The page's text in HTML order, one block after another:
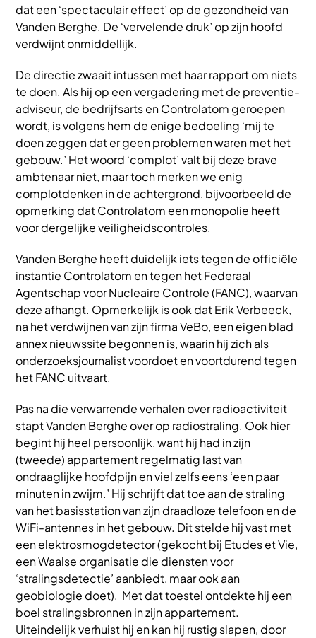
dat een ‘spectaculair effect’ op de gezondheid van
Vanden Berghe. De ‘vervelende druk’ op zijn hoofd
verdwijnt onmiddellijk.
De directie zwaait intussen met haar rapport om niets
te doen. Als hij op een vergadering met de preventie-
adviseur, de bedrijfsarts en Controlatom geroepen
wordt, is volgens hem de enige bedoeling ‘mij te
doen zeggen dat er geen problemen waren met het
gebouw.’ Het woord ‘complot’ valt bij deze brave
ambtenaar niet, maar toch merken we enig
complotdenken in de achtergrond, bijvoorbeeld de
opmerking dat Controlatom een monopolie heeft
voor dergelijke veiligheidscontroles.
Vanden Berghe heeft duidelijk iets tegen de officiële
instantie Controlatom en tegen het Federaal
Agentschap voor Nucleaire Controle (FANC), waarvan
deze afhangt. Opmerkelijk is ook dat Erik Verbeeck,
na het verdwijnen van zijn firma VeBo, een eigen blad
annex nieuwssite begonnen is, waarin hij zich als
onderzoeksjournalist voordoet en voortdurend tegen
het FANC uitvaart.
Pas na die verwarrende verhalen over radioactiviteit
stapt Vanden Berghe over op radiostraling. Ook hier
begint hij heel persoonlijk, want hij had in zijn
(tweede) appartement regelmatig last van
ondraaglijke hoofdpijn en viel zelfs eens ‘een paar
minuten in zwijm.’ Hij schrijft dat toe aan de straling
van het basisstation van zijn draadloze telefoon en de
WiFi-antennes in het gebouw. Dit stelde hij vast met
een elektrosmogdetector (gekocht bij Etudes et Vie,
een Waalse organisatie die diensten voor
‘stralingsdetectie’ aanbiedt, maar ook aan
geobiologie doet). Met dat toestel ontdekte hij een
boel stralingsbronnen in zijn appartement.
Uiteindelijk verhuist hij en kan hij rustig slapen, door